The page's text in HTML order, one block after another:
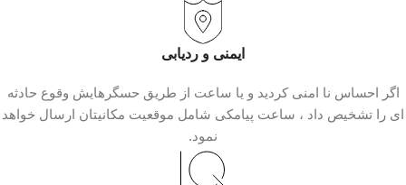
ایمنی و ردیابی
اگر احساس نا امنی کردید و یا ساعت از طریق حسگرهایش وقوع حادثه
ای را تشخیص داد ، ساعت پیامکی شامل موقعیت مکانیتان ارسال خواهد
نمود.